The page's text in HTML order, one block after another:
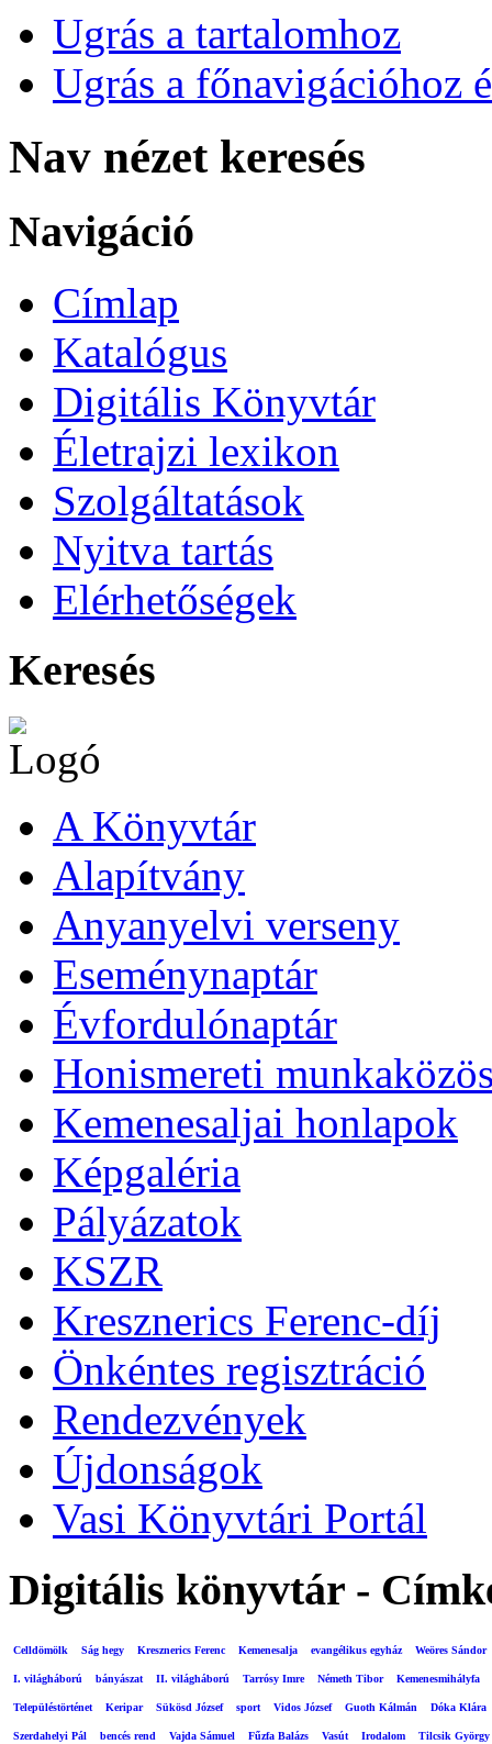
Ugrás a tartalomhoz
Ugrás a főnavigációhoz
Nav nézet keresés
Navigáció
Címlap
Katalógus
Digitális Könyvtár
Életrajzi lexikon
Szolgáltatások
Nyitva tartás
Elérhetőségek
Keresés
A Könyvtár
Alapítvány
Anyanyelvi verseny
Eseménynaptár
Évfordulónaptár
Honismereti
Kemenesaljai honlapok
Képgaléria
Pályázatok
KSZR
Kresznerics Ferenc-díj
Önkéntes regisztráció
Rendezvények
Újdonságok
Vasi Könyvtári Portál
Digitális könyvtár -
Celldömölk Ság hegy Kresznerics Ferenc Kemenesalja evangélikus egyház Weöres Sándor
I. világháború bányászat II. világháború Tarrósy Imre Németh Tibor Kemenesmihályfa
Településtörténet Keripar Sükösd József sport Vidos József Guoth Kálmán Dóka Klára
Szerdahelyi Pál bencés rend Vajda Sámuel Fűzfa Balázs Vasút Irodalom Tilcsik György